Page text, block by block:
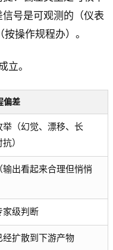
号是可观测的（仪表
操作规程办）。
立。
偏差
举（幻觉、漂移、长
）
输出看起来合理但悄悄
家级判断
经扩散到下游产物